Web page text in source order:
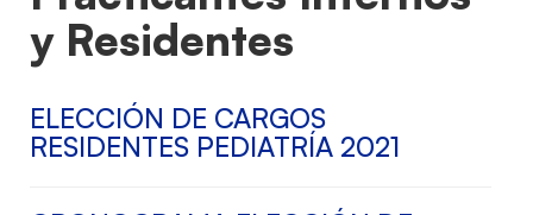
y Residentes
ELECCIÓN DE CARGOS
RESIDENTES PEDIATRÍA 2021